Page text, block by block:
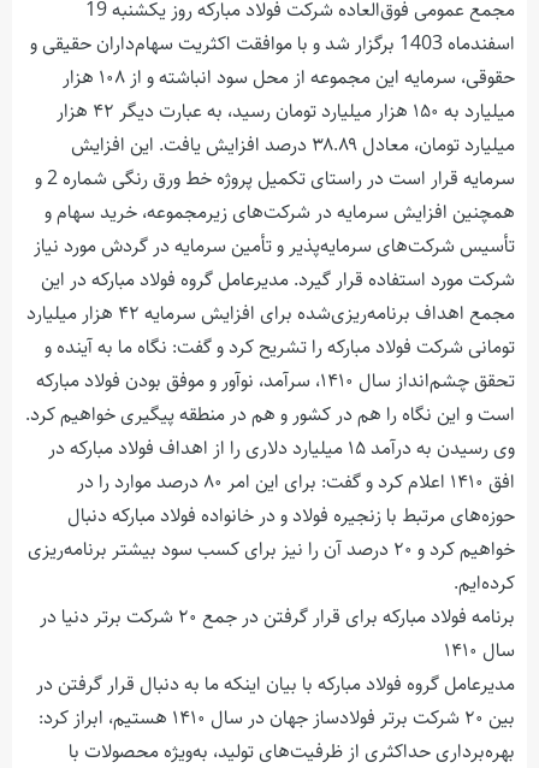
مجمع عمومی فوق‌العاده شرکت فولاد مبارکه روز یکشنبه 19
اسفندماه 1403 برگزار شد و با موافقت اکثریت سهام‌داران حقیقی و
حقوقی، سرمایه این مجموعه از محل سود انباشته و از ۱۰۸ هزار
میلیارد به ۱۵۰ هزار میلیارد تومان رسید، به عبارت دیگر ۴۲ هزار
میلیارد تومان، معادل ۳۸.۸۹ درصد افزایش یافت. این افزایش
سرمایه قرار است در راستای تکمیل پروژه خط ورق رنگی شماره 2 و
همچنین افزایش سرمایه در شرکت‌های زیرمجموعه، خرید سهام و
تأسیس شرکت‌های سرمایه‌پذیر و تأمین سرمایه در گردش مورد نیاز
شرکت مورد استفاده قرار گیرد. مدیرعامل گروه فولاد مبارکه در این
مجمع اهداف برنامه‌ریزی‌شده برای افزایش سرمایه ۴۲ هزار میلیارد
تومانی شرکت فولاد مبارکه را تشریح کرد و گفت: نگاه ما به آینده و
تحقق چشم‌انداز سال ۱۴۱۰، سرآمد، نوآور و موفق بودن فولاد مبارکه
است و این نگاه را هم در کشور و هم در منطقه پیگیری خواهیم کرد.
وی رسیدن به درآمد ۱۵ میلیارد دلاری را از اهداف فولاد مبارکه در
افق ۱۴۱۰ اعلام کرد و گفت: برای این امر ۸۰ درصد موارد را در
حوزه‌های مرتبط با زنجیره فولاد و در خانواده فولاد مبارکه دنبال
خواهیم کرد و ۲۰ درصد آن را نیز برای کسب سود بیشتر برنامه‌ریزی
کرده‌ایم.
برنامه فولاد مبارکه برای قرار گرفتن در جمع ۲۰ شرکت برتر دنیا در
سال ۱۴۱۰
مدیرعامل گروه فولاد مبارکه با بیان اینکه ما به دنبال قرار گرفتن در
بین ۲۰ شرکت برتر فولادساز جهان در سال ۱۴۱۰ هستیم، ابراز کرد:
بهره‌برداری حداکثری از ظرفیت‌های تولید، به‌ویژه محصولات با